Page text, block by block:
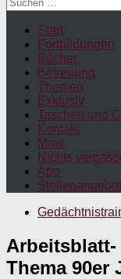
nach:
Start
Fortbildungen
Bücher
Betreuung
Themen
Exklusiv
Taschen und
Kontakt
Maw
Nichts
App
Arbeitsblatt-
Thema 90er